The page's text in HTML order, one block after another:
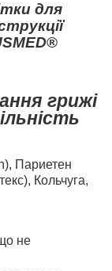
для
®
грижі
Париетен
Кольчуга,
не